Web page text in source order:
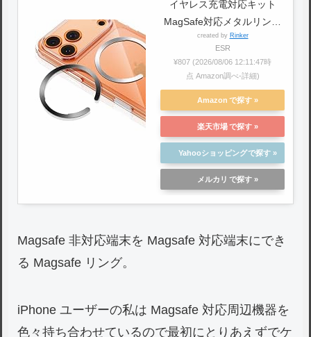
イヤレス充電対応キット
MagSafe対応メタルリング
HaloLockユニバーサルリン
グ iPhone 14/14 Plus/14
Pro/14 Pro Max/13/13
Pro/13 mini/13 Pro
Max/12/12 mini/12 Pro/12
Pro Max対応 Samsung
Galaxy対応 スマホリング 2
個入り ブラック・シルバー
created by Rinker
ESR
¥807 (2026/08/06 12:11:47時
点 Amazon調べ-詳細)
Amazon
楽天市場
Yahooショッピング
メルカリ
Magsafe 非対応端末を Magsafe 対応端末にでき
る Magsafe リング。
iPhone ユーザーの私は Magsafe 対応周辺機器を
色々持ち合わせているので最初にとりあえずでケ